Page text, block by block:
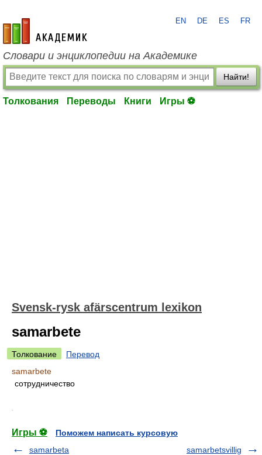
academic.ru
EN DE ES FR
Словари и энциклопедии на Академике
Найти!
Толкования Переводы Книги Игры ⚽
Svensk-rysk afärscentrum lexikon
samarbete
Толкование
Перевод
samarbete
сотрудничество
Игры ⚽
Поможем написать курсовую
samarbeta
samarbetsvillig